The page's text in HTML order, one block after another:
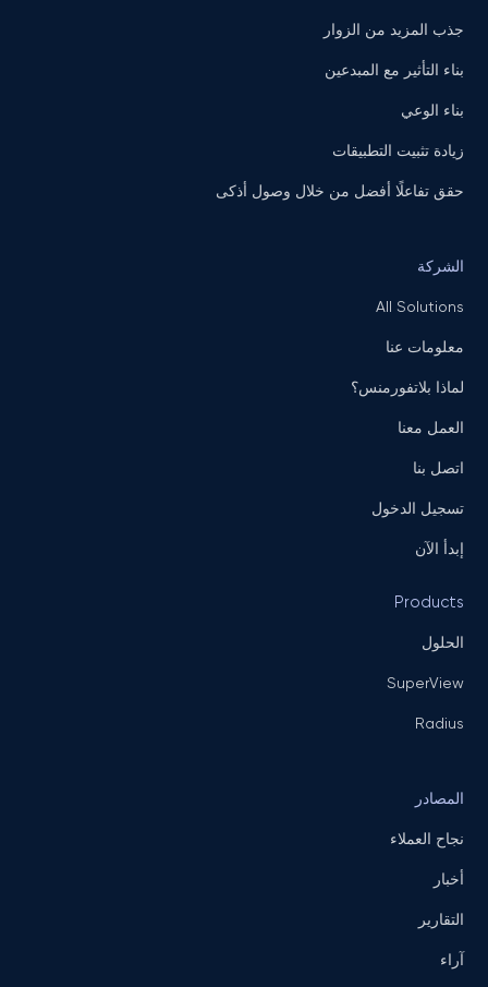
جذب المزيد من الزوار
بناء التأثير مع المبدعين
بناء الوعي
زيادة تثبيت التطبيقات
حقق تفاعلًا أفضل من خلال وصول أذكى
الشركة
All Solutions
معلومات عنا
لماذا بلاتفورمنس؟
العمل معنا
اتصل بنا
تسجيل الدخول
إبدأ الآن
Products
الحلول
SuperView
Radius
المصادر
نجاح العملاء
أخبار
التقارير
آراء